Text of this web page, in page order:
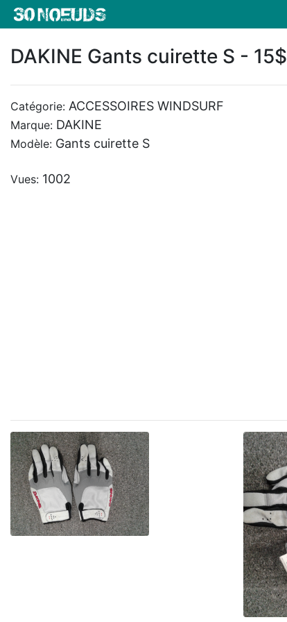
DAKINE Gants cuirette S - 15$
Catégorie: ACCESSOIRES WINDSURF
Marque: DAKINE
Modèle: Gants cuirette S
Vues: 1002